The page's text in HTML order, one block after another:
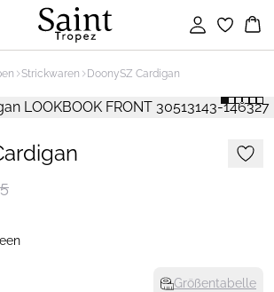
Einloggen
Strickwaren DoonySZ Cardigan
Größentabelle